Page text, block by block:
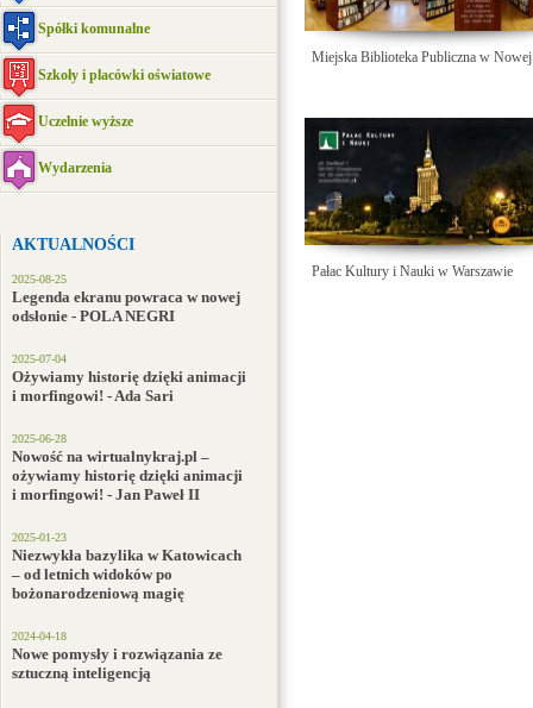
Spółki komunalne
Szkoły i placówki oświatowe
Uczelnie wyższe
Wydarzenia
AKTUALNOŚCI
2025-08-25
Legenda ekranu powraca w nowej
odsłonie - POLA NEGRI
2025-07-04
Ożywiamy historię dzięki animacji
i morfingowi! - Ada Sari
2025-06-28
Nowość na wirtualnykraj.pl –
ożywiamy historię dzięki animacji
i morfingowi! - Jan Paweł II
2025-01-23
Niezwykła bazylika w Katowicach
– od letnich widoków po
bożonarodzeniową magię
2024-04-18
Nowe pomysły i rozwiązania ze
sztuczną inteligencją
Miejska Biblioteka Publiczna w
Pałac Kultury i Nauki w Warszawie